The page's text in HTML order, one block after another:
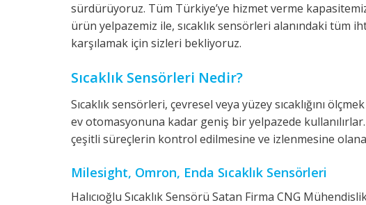
sürdürüyoruz. Tüm Türkiye’ye hizmet verme
ürün yelpazemiz ile, sıcaklık sensörleri alanındaki tüm
karşılamak için sizleri bekliyoruz.
Sıcaklık Sensörleri Nedir?
Sıcaklık sensörleri, çevresel veya yüzey sıcaklığını
ev otomasyonuna kadar geniş bir yelpazede
çeşitli süreçlerin kontrol edilmesine ve izlenmesine
Milesight, Omron, Enda Sıcaklık Sensörleri
Halıcıoğlu Sıcaklık Sensörü Satan Firma CNG